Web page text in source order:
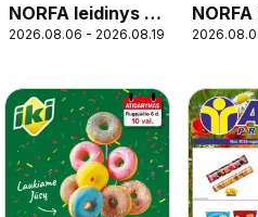
NORFA leidinys -
Mokykla
2026.08.06 - 2026.08.19